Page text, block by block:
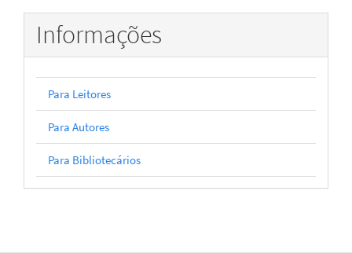
Informações
Para Leitores
Para Autores
Para Bibliotecários